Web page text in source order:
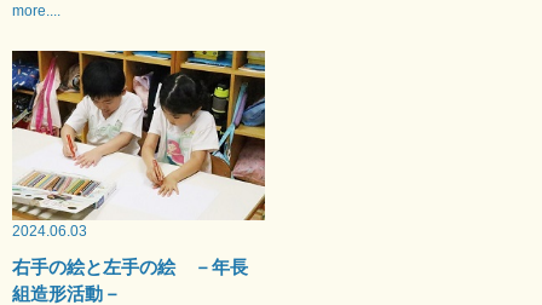
more....
2024.06.03
右手の絵と左手の絵 －年長
組造形活動－